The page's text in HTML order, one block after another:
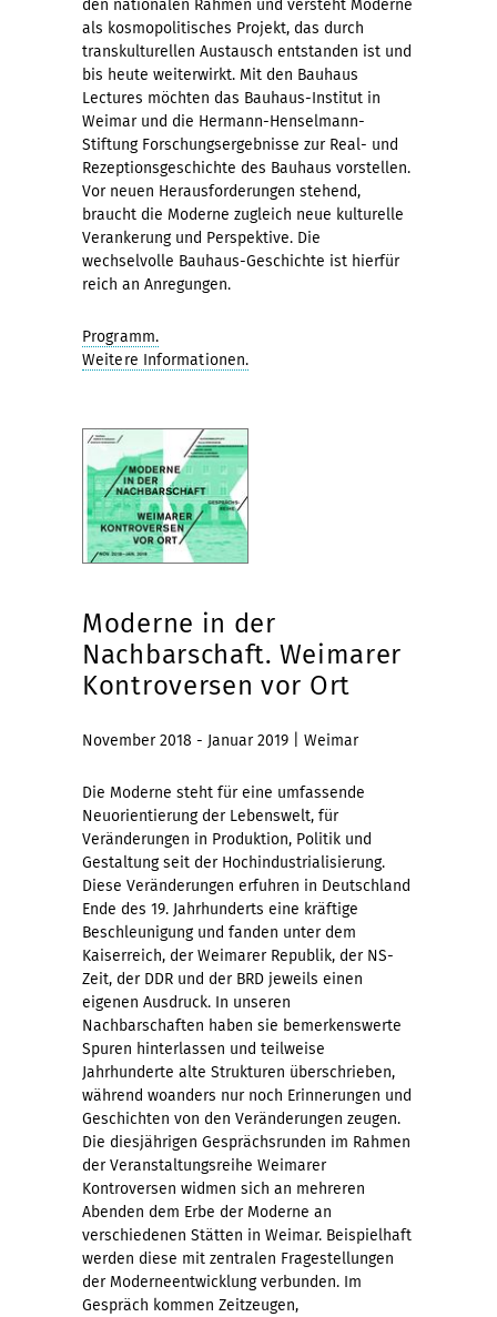
den nationalen Rahmen und versteht Moderne
als kosmopolitisches Projekt, das durch
transkulturellen Austausch entstanden ist und
bis heute weiterwirkt. Mit den Bauhaus
Lectures möchten das Bauhaus-Institut in
Weimar und die Hermann-Henselmann-
Stiftung Forschungsergebnisse zur Real- und
Rezeptionsgeschichte des Bauhaus vorstellen.
Vor neuen Herausforderungen stehend,
braucht die Moderne zugleich neue kulturelle
Verankerung und Perspektive. Die
wechselvolle Bauhaus-Geschichte ist hierfür
reich an Anregungen.
Programm.
Weitere Informationen.
Moderne in der
Nachbarschaft. Weimarer
Kontroversen vor Ort
November 2018 - Januar 2019 | Weimar
Die Moderne steht für eine umfassende
Neuorientierung der Lebenswelt, für
Veränderungen in Produktion, Politik und
Gestaltung seit der Hochindustrialisierung.
Diese Veränderungen erfuhren in Deutschland
Ende des 19. Jahrhunderts eine kräftige
Beschleunigung und fanden unter dem
Kaiserreich, der Weimarer Republik, der NS-
Zeit, der DDR und der BRD jeweils einen
eigenen Ausdruck. In unseren
Nachbarschaften haben sie bemerkenswerte
Spuren hinterlassen und teilweise
Jahrhunderte alte Strukturen überschrieben,
während woanders nur noch Erinnerungen und
Geschichten von den Veränderungen zeugen.
Die diesjährigen Gesprächsrunden im Rahmen
der Veranstaltungsreihe Weimarer
Kontroversen widmen sich an mehreren
Abenden dem Erbe der Moderne an
verschiedenen Stätten in Weimar. Beispielhaft
werden diese mit zentralen Fragestellungen
der Moderneentwicklung verbunden. Im
Gespräch kommen Zeitzeugen,